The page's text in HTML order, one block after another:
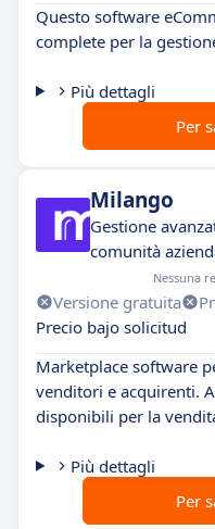
Questo software
complete per la
Più dettagli
Per
Milango
Gestione
comunità
Nessuna
Versione gratuita
Precio bajo solicitud
Marketplace software
venditori e acquirenti.
disponibili per la
Più dettagli
Per